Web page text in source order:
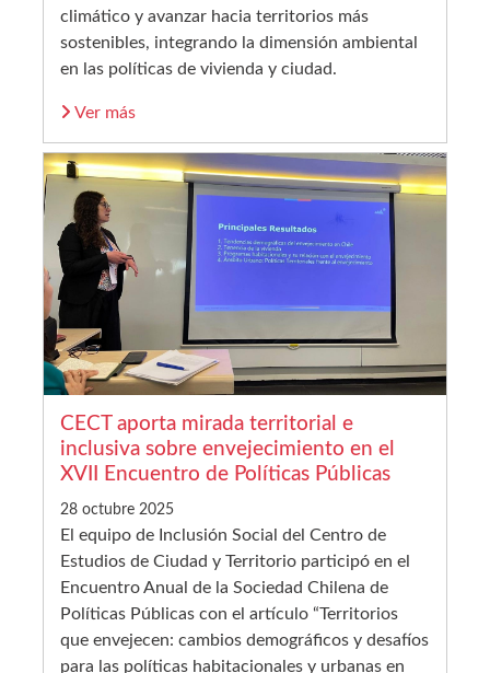
climático y avanzar hacia territorios más
sostenibles, integrando la dimensión ambiental
en las políticas de vivienda y ciudad.
Ver más
CECT aporta mirada territorial e
inclusiva sobre envejecimiento en el
XVII Encuentro de Políticas Públicas
28 octubre 2025
El equipo de Inclusión Social del Centro de
Estudios de Ciudad y Territorio participó en el
Encuentro Anual de la Sociedad Chilena de
Políticas Públicas con el artículo “Territorios
que envejecen: cambios demográficos y desafíos
para las políticas habitacionales y urbanas en